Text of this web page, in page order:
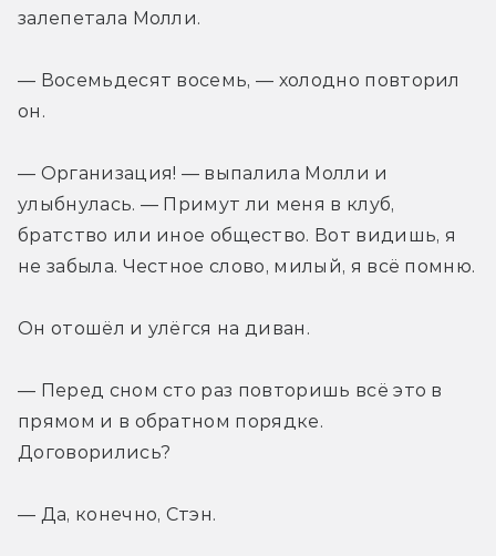
залепетала Молли.
— Восемьдесят восемь, — холодно повторил
он.
— Организация! — выпалила Молли и
улыбнулась. — Примут ли меня в клуб,
братство или иное общество. Вот видишь, я
не забыла. Честное слово, милый, я всё помню.
Он отошёл и улёгся на диван.
— Перед сном сто раз повторишь всё это в
прямом и в обратном порядке.
Договорились?
— Да, конечно, Стэн.